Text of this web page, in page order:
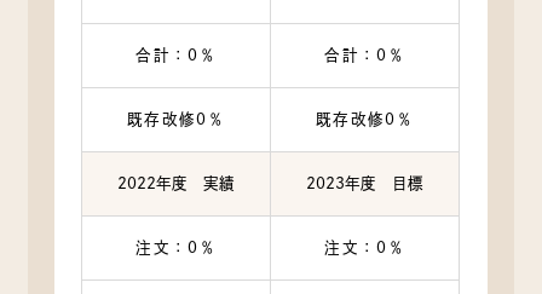
合計：0％ 合計：0％
既存改修0％ 既存改修0％
2022年度 実績 2023年度 目標
注文：0％ 注文：0％